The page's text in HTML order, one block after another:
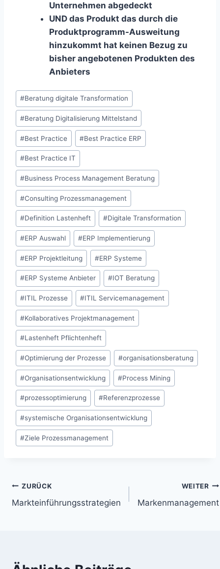
Unternehmen abgedeckt
UND das Produkt das durch die
Produktprogramm-Ausweitung
hinzukommt hat keinen Bezug zu
bisher angebotenen Produkten des
Anbieters
Schlagworte:
#Beratung digitale Transformation
#Beratung Digitalisierung Mittelstand
#Best Practice #Best Practice ERP
#Best Practice IT
#Business Process Management Beratung
#Consulting Prozessmanagement
#Definition Lastenheft #Digitale Transformation
#ERP Auswahl #ERP Implementierung
#ERP Projektleitung #ERP Systeme
#ERP Systeme Anbieter #IOT Beratung
#ITIL Prozesse #ITIL Servicemanagement
#Kollaboratives Projektmanagement
#Lastenheft Pflichtenheft
#Optimierung der Prozesse #organisationsberatung
#Organisationsentwicklung #Process Mining
#prozessoptimierung #Referenzprozesse
#systemische Organisationsentwicklung
#Ziele Prozessmanagement
Beitragsnavigation
ZURÜCK
Markteinführungsstrategien
WEITER
Markenmanagement